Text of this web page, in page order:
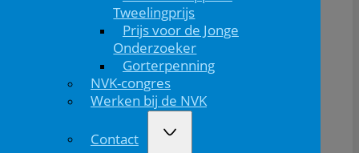
Tweelingprijs
Prijs voor de Jonge
Onderzoeker
Gorterpenning
NVK-congres
Werken bij de NVK
Contact
Deel dit bericht via: